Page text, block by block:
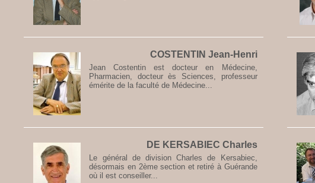
COSTENTIN Jean-Henri
Jean Costentin est docteur en Médecine,
Pharmacien, docteur ès Sciences, professeur
émérite de la faculté de Médecine...
DE KERSABIEC Charles
Le général de division Charles de Kersabiec,
désormais en 2ème section et retiré à Guérande
où il est conseiller...